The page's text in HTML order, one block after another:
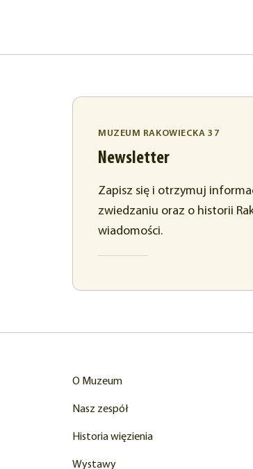
MUZEUM RAKOWIECKA 37
Newsletter
Zapisz się i otrzymuj
zwiedzaniu oraz o historii
wiadomości.
O Muzeum
Nasz zespół
Historia więzienia
Wystawy